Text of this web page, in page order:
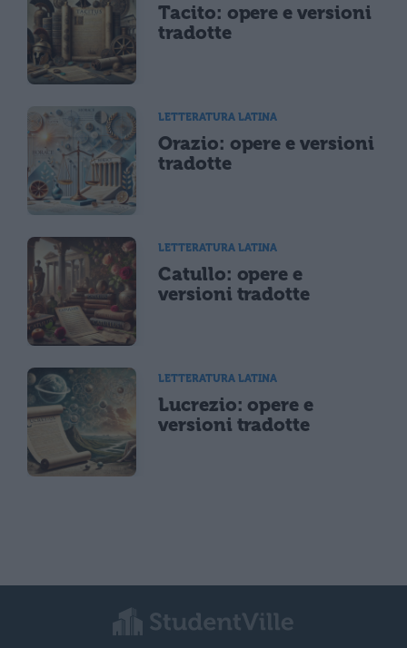
Tacito: opere e versioni
tradotte
LETTERATURA LATINA
Orazio: opere e versioni
tradotte
LETTERATURA LATINA
Catullo: opere e
versioni tradotte
LETTERATURA LATINA
Lucrezio: opere e
versioni tradotte